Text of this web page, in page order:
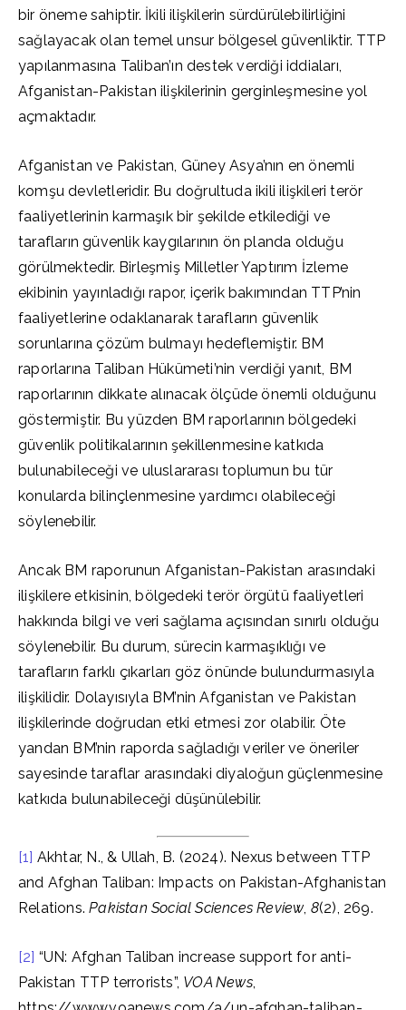
bir öneme sahiptir. İkili ilişkilerin sürdürülebilirliğini
sağlayacak olan temel unsur bölgesel güvenliktir. TTP
yapılanmasına Taliban’ın destek verdiği iddiaları,
Afganistan-Pakistan ilişkilerinin gerginleşmesine yol
açmaktadır.
Afganistan ve Pakistan, Güney Asya’nın en önemli
komşu devletleridir. Bu doğrultuda ikili ilişkileri terör
faaliyetlerinin karmaşık bir şekilde etkilediği ve
tarafların güvenlik kaygılarının ön planda olduğu
görülmektedir. Birleşmiş Milletler Yaptırım İzleme
ekibinin yayınladığı rapor, içerik bakımından TTP’nin
faaliyetlerine odaklanarak tarafların güvenlik
sorunlarına çözüm bulmayı hedeflemiştir. BM
raporlarına Taliban Hükümeti’nin verdiği yanıt, BM
raporlarının dikkate alınacak ölçüde önemli olduğunu
göstermiştir. Bu yüzden BM raporlarının bölgedeki
güvenlik politikalarının şekillenmesine katkıda
bulunabileceği ve uluslararası toplumun bu tür
konularda bilinçlenmesine yardımcı olabileceği
söylenebilir.
Ancak BM raporunun Afganistan-Pakistan arasındaki
ilişkilere etkisinin, bölgedeki terör örgütü faaliyetleri
hakkında bilgi ve veri sağlama açısından sınırlı olduğu
söylenebilir. Bu durum, sürecin karmaşıklığı ve
tarafların farklı çıkarları göz önünde bulundurmasıyla
ilişkilidir. Dolayısıyla BM’nin Afganistan ve Pakistan
ilişkilerinde doğrudan etki etmesi zor olabilir. Öte
yandan BM’nin raporda sağladığı veriler ve öneriler
sayesinde taraflar arasındaki diyaloğun güçlenmesine
katkıda bulunabileceği düşünülebilir.
[1] Akhtar, N., & Ullah, B. (2024). Nexus between TTP
and Afghan Taliban: Impacts on Pakistan-Afghanistan
Relations.Pakistan Social Sciences Review, 8(2), 269.
[2] “UN: Afghan Taliban increase support for anti-
Pakistan TTP terrorists”, VOA News,